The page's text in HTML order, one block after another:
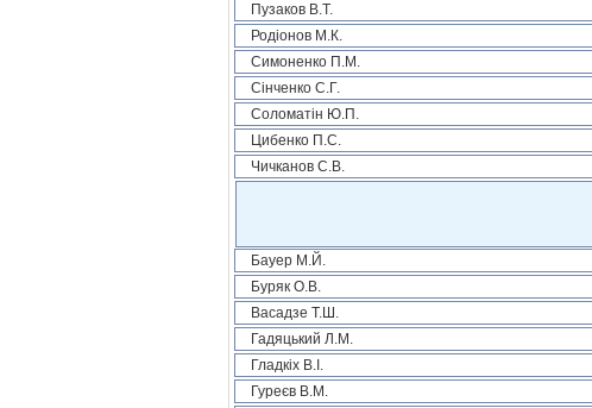
Пузаков В.Т.
Родіонов М.К.
Симоненко П.М.
Сінченко С.Г.
Соломатін Ю.П.
Цибенко П.С.
Чичканов С.В.
Бауер М.Й.
Буряк О.В.
Васадзе Т.Ш.
Гадяцький Л.М.
Гладкіх В.І.
Гуреєв В.М.